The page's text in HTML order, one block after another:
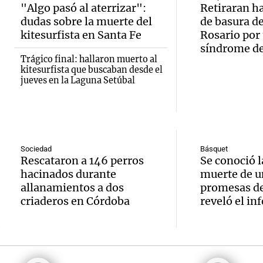
Panorama
Episodios
relato
Greco
de
para
Audio.
inicia
para
nuevos
casa
para
Audio.
"Algo pasó al aterrizar":
dudas sobre la muerte del
kitesurfista en Santa Fe
Trágico final: hallaron muerto al
kitesurfista que buscaban desde el
jueves en la Laguna Setúbal
Retiraran
de basura
Rosario por
síndrome
Sociedad
Rescataron a 146 perros
hacinados durante
allanamientos a dos
criaderos en Córdoba
Básquet
Se conoció
muerte de
promesas
reveló el